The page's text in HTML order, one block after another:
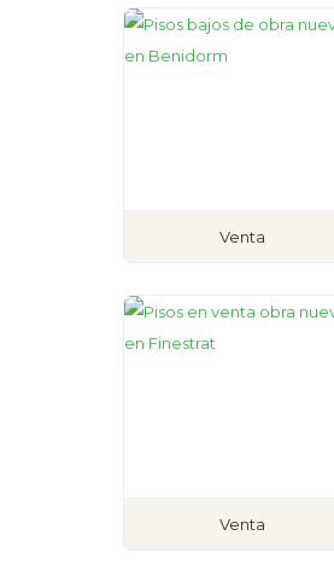
Venta
Venta